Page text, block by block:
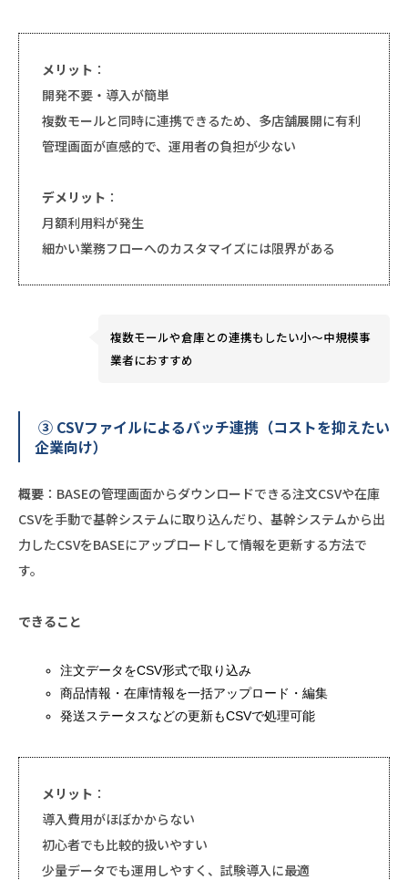
メリット ：
開発不要・導入が簡単
複数モールと同時に連携できるため、多店舗展開に有利
管理画面が直感的で、運用者の負担が少ない
デメリット ：
月額利用料が発生
細かい業務フローへのカスタマイズには限界がある
複数モールや倉庫との連携もしたい小〜中規模事
業者におすすめ
③ CSVファイルによるバッチ連携（コストを抑えたい
企業向け）
概要 ：BASEの管理画面からダウンロードできる注文CSVや在庫
CSVを手動で基幹システムに取り込んだり、基幹システムから出
力したCSVをBASEにアップロードして情報を更新する方法で
す。
できること
注文データをCSV形式で取り込み
商品情報・在庫情報を一括アップロード・編集
発送ステータスなどの更新もCSVで処理可能
メリット ：
導入費用がほぼかからない
初心者でも比較的扱いやすい
少量データでも運用しやすく、試験導入に最適